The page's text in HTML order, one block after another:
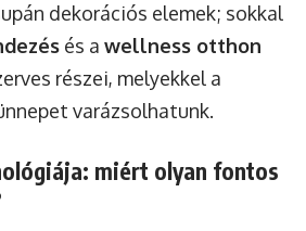
dekorációs elemek; sokkal
és a wellness otthon
részei, melyekkel a
varázsolhatunk.
miért olyan fontos